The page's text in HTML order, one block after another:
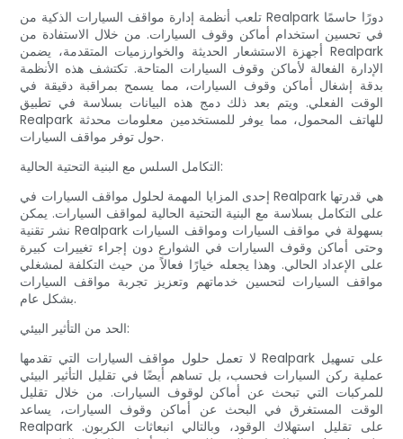
تلعب أنظمة إدارة مواقف السيارات الذكية من Realpark دورًا حاسمًا
في تحسين استخدام أماكن وقوف السيارات. من خلال الاستفادة من
أجهزة الاستشعار الحديثة والخوارزميات المتقدمة، يضمن Realpark
الإدارة الفعالة لأماكن وقوف السيارات المتاحة. تكتشف هذه الأنظمة
بدقة إشغال أماكن وقوف السيارات، مما يسمح بمراقبة دقيقة في
الوقت الفعلي. ويتم بعد ذلك دمج هذه البيانات بسلاسة في تطبيق
Realpark للهاتف المحمول، مما يوفر للمستخدمين معلومات محدثة
حول توفر مواقف السيارات.
التكامل السلس مع البنية التحتية الحالية:
إحدى المزايا المهمة لحلول مواقف السيارات في Realpark هي قدرتها
على التكامل بسلاسة مع البنية التحتية الحالية لمواقف السيارات. يمكن
نشر تقنية Realpark بسهولة في مواقف السيارات ومواقف السيارات
وحتى أماكن وقوف السيارات في الشوارع دون إجراء تغييرات كبيرة
على الإعداد الحالي. وهذا يجعله خيارًا فعالاً من حيث التكلفة لمشغلي
مواقف السيارات لتحسين خدماتهم وتعزيز تجربة مواقف السيارات
بشكل عام.
الحد من التأثير البيئي:
لا تعمل حلول مواقف السيارات التي تقدمها Realpark على تسهيل
عملية ركن السيارات فحسب، بل تساهم أيضًا في تقليل التأثير البيئي
للمركبات التي تبحث عن أماكن لوقوف السيارات. من خلال تقليل
الوقت المستغرق في البحث عن أماكن وقوف السيارات، يساعد
Realpark على تقليل استهلاك الوقود، وبالتالي انبعاثات الكربون.